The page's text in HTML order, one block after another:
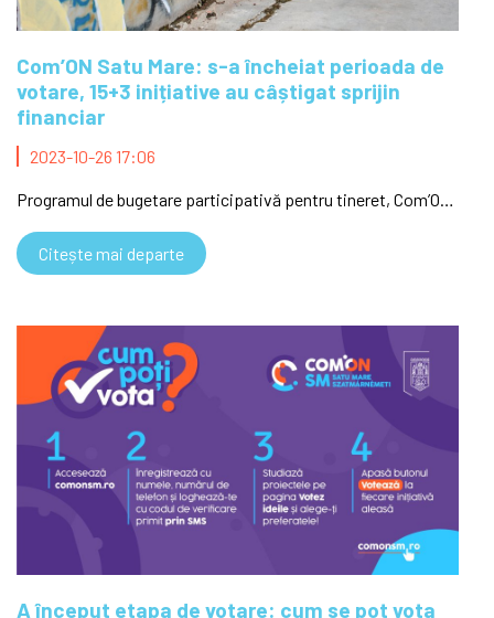
Com’ON Satu Mare: s-a încheiat perioada de
votare, 15+3 inițiative au câștigat sprijin
financiar
2023-10-26 17:06
Programul de bugetare participativă pentru tineret, Com’ON Satu Mare, și-a încheiat etapa de votare la data de 24 octombrie, în care publicul sătmărean a putut alege dintre cele 38 de proiecte și inițiative creative și unice depuse de ...
Citește mai departe
A început etapa de votare: cum se pot vota